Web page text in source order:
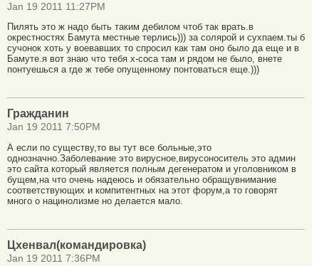
Jan 19 2011 11:27PM
Пилять это ж надо быть таким дебилом чтоб так врать.в
окрестностях Бамута местные терлись))) за солярой и сухпаем.ты б
сучонок хоть у воевавших то спросил как там оно было да еще и в
Бамуте.я вот знаю что тебя х-соса там и рядом не было, внете
понтуешься а где ж тебе опущенному понтоваться еще.)))
Гражданин
Jan 19 2011 7:50PM
А если по существу,то вы тут все больные,это
однозначно.Заболевание это вирусное,вирусоноситель это админ
это сайта который является полным дегенератом и уголовником в
бущем,на что очень надеюсь и обязательно обращувнимание
соответствующих и компитентных на этот форум,а то говорят
много о нацинолизме но делается мало.
Цхенвал(командировка)
Jan 19 2011 7:36PM